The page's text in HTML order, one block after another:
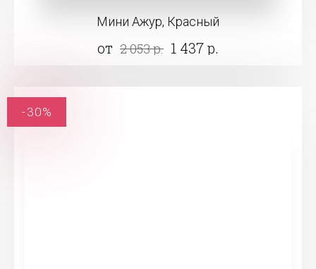
Мини Ажур, Красный
от 2 053 р. 1 437 р.
-30%